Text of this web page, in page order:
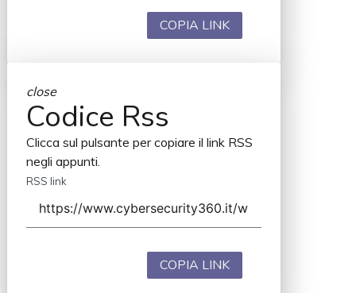
COPIA LINK
close
Codice Rss
Clicca sul pulsante per copiare il link RSS
negli appunti.
RSS link
COPIA LINK